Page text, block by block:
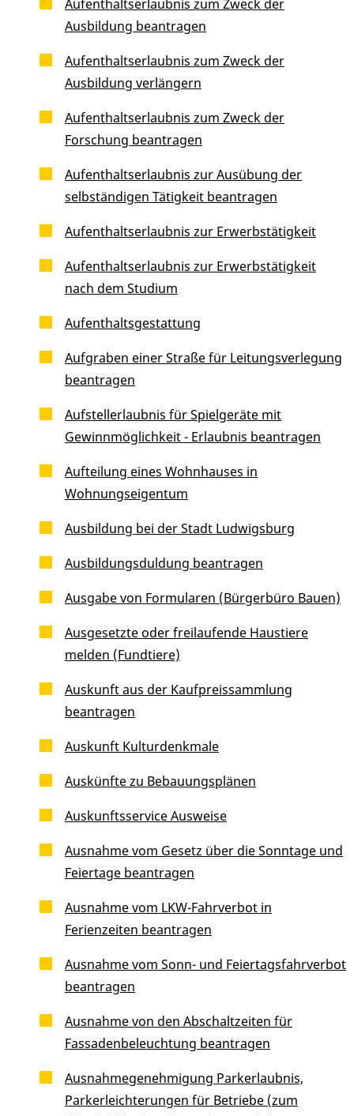
Aufenthaltserlaubnis zum Zweck der
Ausbildung beantragen
Aufenthaltserlaubnis zum Zweck der
Ausbildung verlängern
Aufenthaltserlaubnis zum Zweck der
Forschung beantragen
Aufenthaltserlaubnis zur Ausübung der
selbständigen Tätigkeit beantragen
Aufenthaltserlaubnis zur Erwerbstätigkeit
Aufenthaltserlaubnis zur Erwerbstätigkeit
nach dem Studium
Aufenthaltsgestattung
Aufgraben einer Straße für Leitungsverlegung
beantragen
Aufstellerlaubnis für Spielgeräte mit
Gewinnmöglichkeit - Erlaubnis beantragen
Aufteilung eines Wohnhauses in
Wohnungseigentum
Ausbildung bei der Stadt Ludwigsburg
Ausbildungsduldung beantragen
Ausgabe von Formularen (Bürgerbüro Bauen)
Ausgesetzte oder freilaufende Haustiere
melden (Fundtiere)
Auskunft aus der Kaufpreissammlung
beantragen
Auskunft Kulturdenkmale
Auskünfte zu Bebauungsplänen
Auskunftsservice Ausweise
Ausnahme vom Gesetz über die Sonntage und
Feiertage beantragen
Ausnahme vom LKW-Fahrverbot in
Ferienzeiten beantragen
Ausnahme vom Sonn- und Feiertagsfahrverbot
beantragen
Ausnahme von den Abschaltzeiten für
Fassadenbeleuchtung beantragen
Ausnahmegenehmigung Parkerlaubnis,
Parkerleichterungen für Betriebe (zum